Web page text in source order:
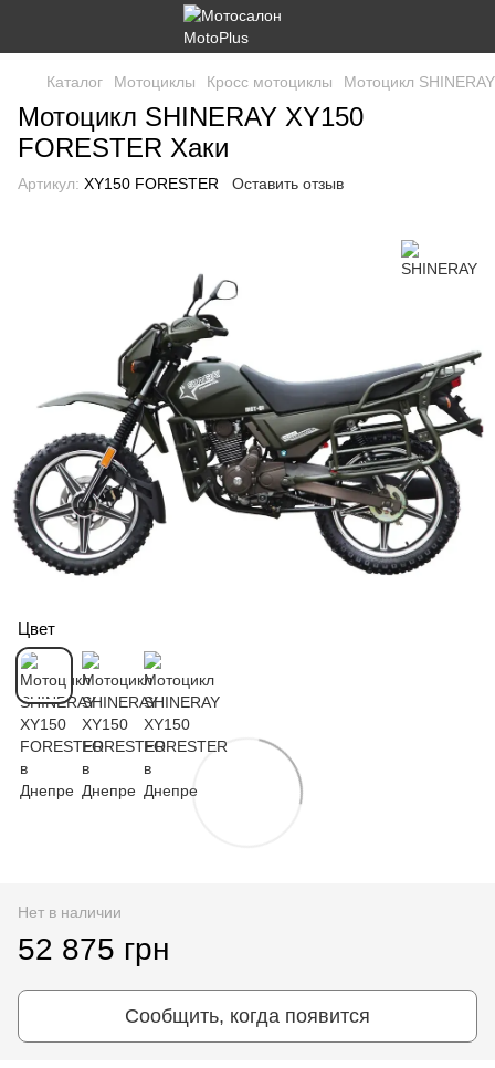
Каталог Мотоциклы Кросс мотоциклы Мотоцикл
Мотоцикл SHINERAY XY150
FORESTER Хаки
Артикул: XY150 FORESTER Оставить отзыв
Цвет
Нет в наличии
52 875 грн
Сообщить, когда появится